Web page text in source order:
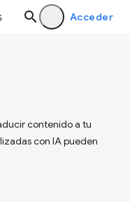
Acceder
contenido a tu
con IA pueden